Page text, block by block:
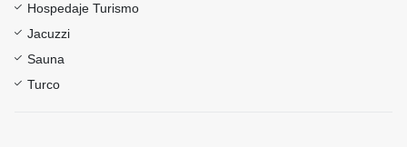
Hospedaje Turismo
Jacuzzi
Sauna
Turco